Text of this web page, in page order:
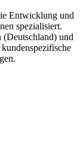
Entwicklung und
spezialisiert.
(Deutschland) und